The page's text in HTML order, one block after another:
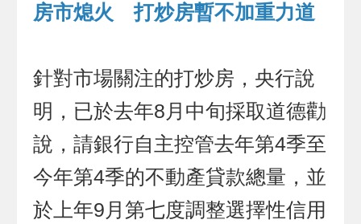
房市熄火 打炒房暫不加重力道
針對市場關注的打炒房，央行說
明，已於去年8月中旬採取道德勸
說，請銀行自主控管去年第4季至
今年第4季的不動產貸款總量，並
於上年9月第七度調整選擇性信用